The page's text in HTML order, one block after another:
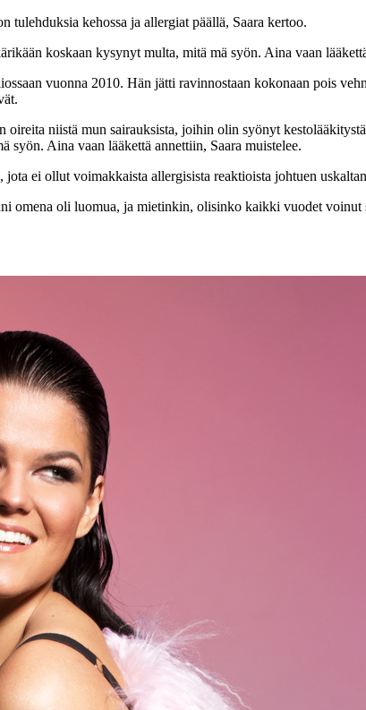
kehossa ja allergiat päällä, Saara kertoo.
koskaan kysynyt multa, mitä mä syön. Aina vaan
vuonna 2010. Hän jätti ravinnostaan kokonaan pois
niistä mun sairauksista, joihin olin syönyt
syön. Aina vaan lääkettä annettiin, Saara muistelee.
ei ollut voimakkaista allergisista reaktioista johtuen
omena oli luomua, ja mietinkin, olisinko kaikki vuodet